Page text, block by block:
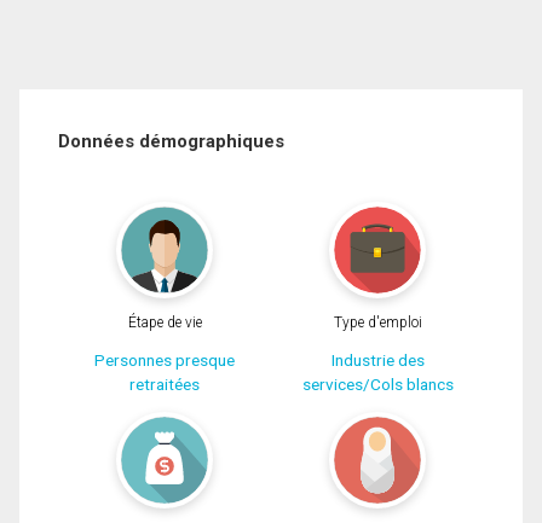
Données démographiques
Étape de vie
Personnes presque
retraitées
Type d'emploi
Industrie des
services/Cols blancs